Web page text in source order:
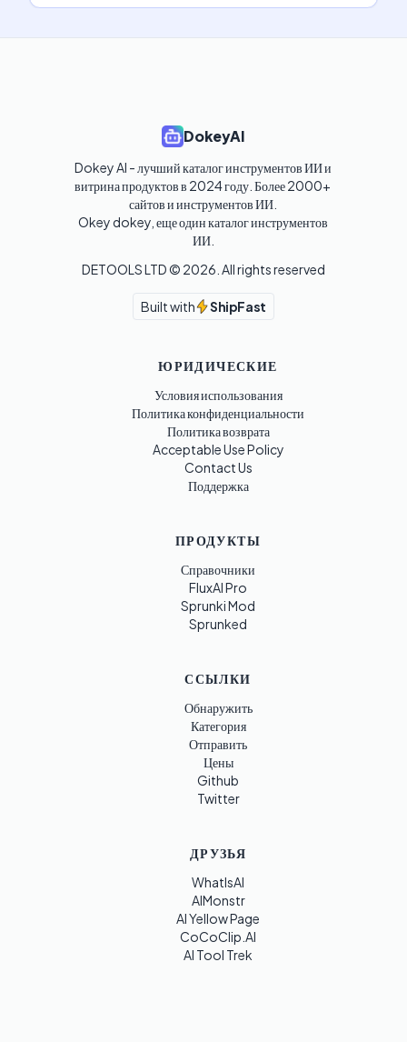
DokeyAI
Dokey AI - лучший каталог инструментов ИИ и
витрина продуктов в 2024 году. Более 2000+
сайтов и инструментов ИИ.
Okey dokey, еще один каталог инструментов
ИИ.
DETOOLS LTD © 2026 . All rights reserved
Built with ShipFast
ЮРИДИЧЕСКИЕ
Условия использования
Политика конфиденциальности
Политика возврата
Acceptable Use Policy
Contact Us
Поддержка
ПРОДУКТЫ
Справочники
FluxAI Pro
Sprunki Mod
Sprunked
ССЫЛКИ
Обнаружить
Категория
Отправить
Цены
Github
Twitter
ДРУЗЬЯ
WhatIsAI
AIMonstr
AI Yellow Page
CoCoClip.AI
AI Tool Trek